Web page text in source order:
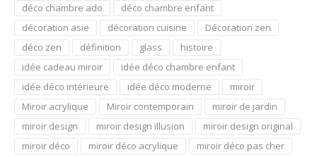
déco chambre ado
déco chambre enfant
décoration asie
décoration cuisine
Décoration zen
déco zen
définition glass
histoire
idée cadeau miroir
idée déco chambre enfant
idée déco intérieure
idée déco moderne
miroir
Miroir acrylique
Miroir contemporain
miroir de jardin
miroir design
miroir design illusion
miroir design original
miroir déco
miroir déco acrylique
miroir déco pas cher